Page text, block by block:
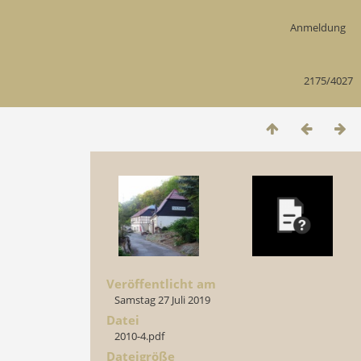
Anmeldung
2175/4027
Veröffentlicht am
Samstag 27 Juli 2019
Datei
2010-4.pdf
Dateigröße